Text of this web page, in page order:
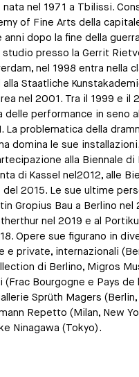
nata nel 1971 a Tbilissi.
of Fine Arts della
anni dopo la fine della
studio presso la Gerrit
nel 1998 entra nella
Staatliche
nel 2001. Tra il 1999 e il
delle performance in seno
La problematica della
domina le sue
alla Biennale di
di Kassel nel2012, alle
del 2015. Le sue ultime
Gropius Bau a Berlino nel
nel 2019 e al
Opere sue figurano in
e private, internazionali
di Berlino, Migros
Bourgogne e Pays de
Sprüth Magers
Repetto (Milan, New
Ninagawa (Tokyo).